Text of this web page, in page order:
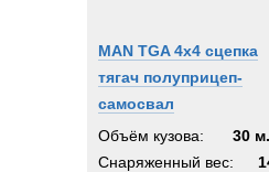
MAN TGA 4x4 сцепка
тягач полуприцеп-
самосвал
Объём кузова:
30
Снаряженный вес: